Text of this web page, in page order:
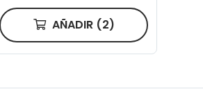
AÑADIR (2)